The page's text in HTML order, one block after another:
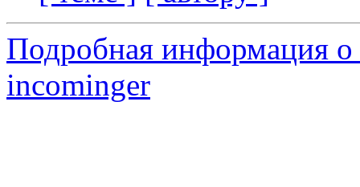
Подробная информация о
incominger